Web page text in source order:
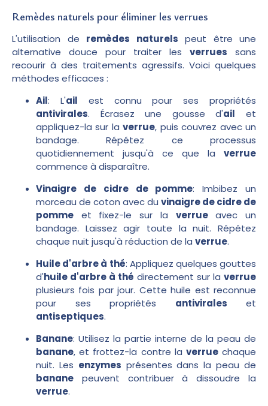
Remèdes naturels pour éliminer les verrues
L'utilisation de remèdes naturels peut être une
alternative douce pour traiter les verrues sans
recourir à des traitements agressifs. Voici quelques
méthodes efficaces :
Ail: L'ail est connu pour ses propriétés
antivirales. Écrasez une gousse d'ail et
appliquez-la sur laverrue, puis couvrez avec un
bandage. Répétez ce processus
quotidiennement jusqu'à ce que la verrue
commence à disparaître.
Vinaigre de cidre de pomme: Imbibez un
morceau de coton avec du vinaigre de cidre de
pomme et fixez-le sur la verrueavec un
bandage. Laissez agir toute la nuit. Répétez
chaque nuit jusqu'à réduction de la verrue.
Huile d'arbre à thé: Appliquez quelques gouttes
d'huile d'arbre à thé directement sur la verrue
plusieurs fois par jour. Cette huile est reconnue
pour ses propriétés antivirales et
antiseptiques.
Banane: Utilisez la partie interne de la peau de
banane, et frottez-la contre la verruechaque
nuit. Les enzymes présentes dans la peau de
banane peuvent contribuer à dissoudre la
verrue.